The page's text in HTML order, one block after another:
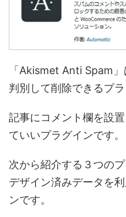
「Akismet Anti Spam
判別して削除できるプラ
記事にコメント欄を設
ていいプラグインです。
次から紹介する３つの
デザイン済みデータを
ンです。